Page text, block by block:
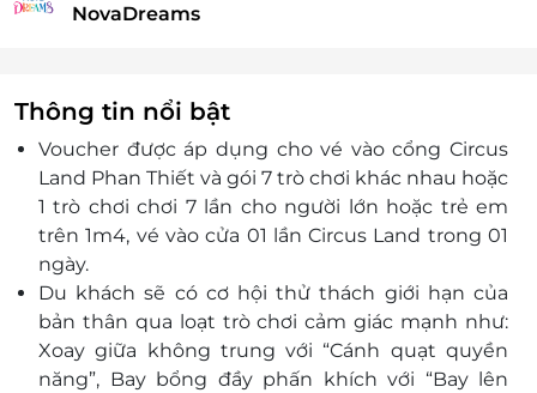
NovaDreams
Thông tin nổi bật
Voucher được áp dụng cho vé vào cổng Circus
Land Phan Thiết và gói 7 trò chơi khác nhau hoặc
1 trò chơi chơi 7 lần cho người lớn hoặc trẻ em
trên 1m4, vé vào cửa 01 lần Circus Land trong 01
ngày.
Du khách sẽ có cơ hội thử thách giới hạn của
bản thân qua loạt trò chơi cảm giác mạnh như:
Xoay giữa không trung với “Cánh quạt quyền
năng”, Bay bổng đầy phấn khích với “Bay lên